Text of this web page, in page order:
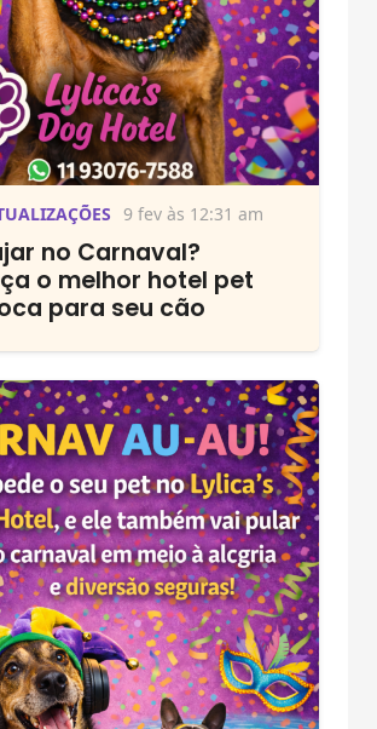
9 fev às 12:31 am
no Carnaval?
o melhor hotel pet
para seu cão